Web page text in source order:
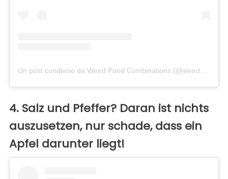
4. Salz und Pfeffer? Daran ist nichts
auszusetzen, nur schade, dass ein
Apfel darunter liegt!